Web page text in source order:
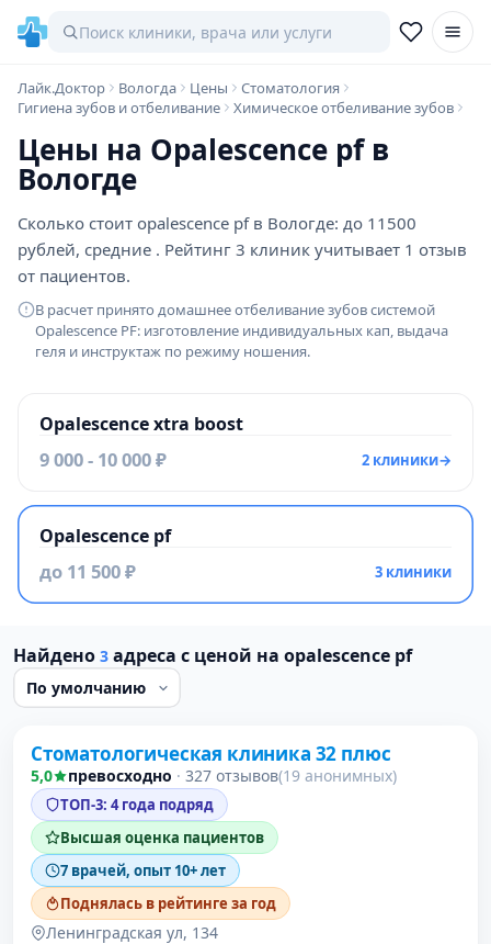
Лайк.Доктор Вологда Цены
Стоматология
Гигиена зубов и отбеливание
Химическое отбеливание зубов
Цены на Opalescence pf в
Вологде
Сколько стоит opalescence pf в Вологде: до 11500
рублей, средние . Рейтинг 3 клиник учитывает 1 отзыв
от пациентов.
В расчет принято домашнее отбеливание зубов системой
Opalescence PF: изготовление индивидуальных кап, выдача
геля и инструктаж по режиму ношения.
Opalescence xtra boost
9 000 - 10 000 ₽ 2 клиники→
Opalescence pf
до 11 500 ₽ 3 клиники
Найдено 3 адреса с ценой на opalescence pf
Проверено
Стоматологическая клиника 32 плюс
5,0 превосходно · 327 отзывов(19 анонимных)
ТОП-3: 4 года подряд
Высшая оценка пациентов
7 врачей, опыт 10+ лет
Поднялась в рейтинге за год
Ленинградская ул, 134